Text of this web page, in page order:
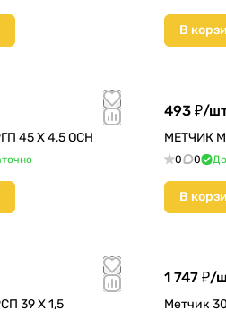
В
45 Х 4,5 ОСН
493 ₽/
МЕТЧИК
0 0
В
39 Х 1,5
1 747 ₽/
Метчик